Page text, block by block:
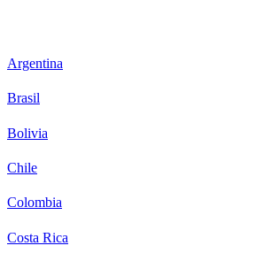
Argentina
Brasil
Bolivia
Chile
Colombia
Costa Rica